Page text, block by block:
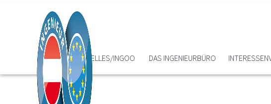
HOME AKTUELLES/INGOO DAS INGENIEURBÜRO